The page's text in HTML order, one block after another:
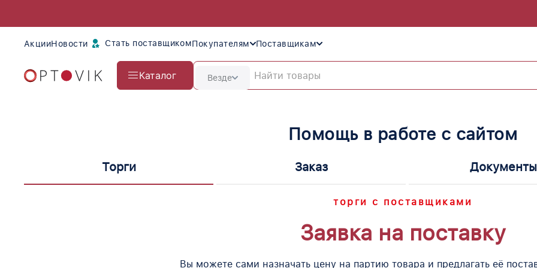
АкцииНовости Стать поставщикомПокупателям Поставщикам
Каталог Везде
Помощь в работе с сайтом
Торги Заказ Документы
торги с поставщиками
Заявка на поставку
Вы можете сами назначать цену на партию товара и предлагать её